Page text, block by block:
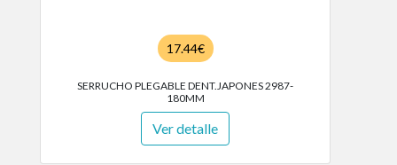
17.44€
SERRUCHO PLEGABLE DENT.JAPONES 2987-
180MM
Ver detalle